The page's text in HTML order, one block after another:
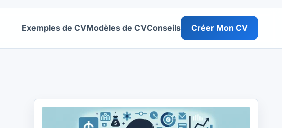
Exemples de CVModèles de CVConseils Créer Mon CV